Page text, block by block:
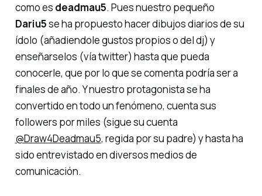
como es deadmau5. Pues nuestro pequeño
Dariu5se ha propuesto hacer dibujos diarios de su
ídolo (añadiendole gustos propios o del dj) y
enseñarselos (vía twitter) hasta que pueda
conocerle, que por lo que se comenta podría ser a
finales de año. Y nuestro protagonista se ha
convertido en todo un fenómeno, cuenta sus
followers por miles (sigue su cuenta
@Draw4Deadmau5, regida por su padre) y hasta ha
sido entrevistado en diversos medios de
comunicación.